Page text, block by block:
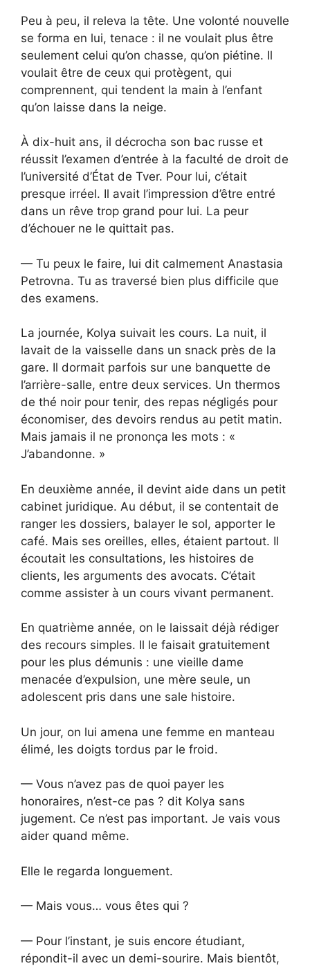
Peu à peu, il releva la tête. Une volonté nouvelle
se forma en lui, tenace : il ne voulait plus être
seulement celui qu’on chasse, qu’on piétine. Il
voulait être de ceux qui protègent, qui
comprennent, qui tendent la main à l’enfant
qu’on laisse dans la neige.
À dix-huit ans, il décrocha son bac russe et
réussit l’examen d’entrée à la faculté de droit de
l’université d’État de Tver. Pour lui, c’était
presque irréel. Il avait l’impression d’être entré
dans un rêve trop grand pour lui. La peur
d’échouer ne le quittait pas.
— Tu peux le faire, lui dit calmement Anastasia
Petrovna. Tu as traversé bien plus difficile que
des examens.
La journée, Kolya suivait les cours. La nuit, il
lavait de la vaisselle dans un snack près de la
gare. Il dormait parfois sur une banquette de
l’arrière-salle, entre deux services. Un thermos
de thé noir pour tenir, des repas négligés pour
économiser, des devoirs rendus au petit matin.
Mais jamais il ne prononça les mots : «
J’abandonne. »
En deuxième année, il devint aide dans un petit
cabinet juridique. Au début, il se contentait de
ranger les dossiers, balayer le sol, apporter le
café. Mais ses oreilles, elles, étaient partout. Il
écoutait les consultations, les histoires de
clients, les arguments des avocats. C’était
comme assister à un cours vivant permanent.
En quatrième année, on le laissait déjà rédiger
des recours simples. Il le faisait gratuitement
pour les plus démunis : une vieille dame
menacée d’expulsion, une mère seule, un
adolescent pris dans une sale histoire.
Un jour, on lui amena une femme en manteau
élimé, les doigts tordus par le froid.
— Vous n’avez pas de quoi payer les
honoraires, n’est-ce pas ? dit Kolya sans
jugement. Ce n’est pas important. Je vais vous
aider quand même.
Elle le regarda longuement.
— Mais vous… vous êtes qui ?
— Pour l’instant, je suis encore étudiant,
répondit-il avec un demi-sourire. Mais bientôt,